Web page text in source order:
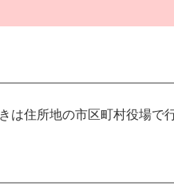
住所地の市区町村役場で